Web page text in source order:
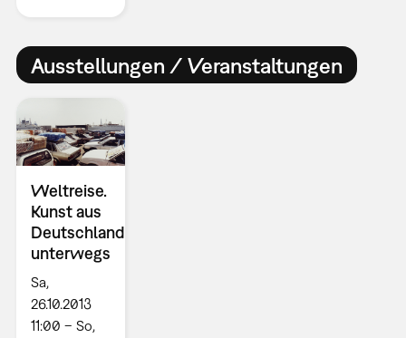
Ausstellungen / Veranstaltungen
Weltreise.
Kunst aus
Deutschland
unterwegs
Sa,
26.10.2013
11:00 – So,